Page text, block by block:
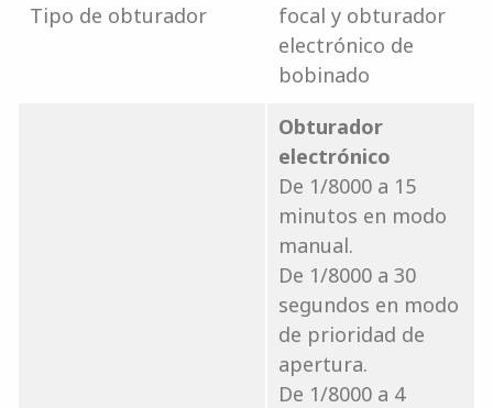
Tipo de obturador
focal y obturador
electrónico de
bobinado
Obturador
electrónico
De 1/8000 a 15
minutos en modo
manual.
De 1/8000 a 30
segundos en modo
de prioridad de
apertura.
De 1/8000 a 4